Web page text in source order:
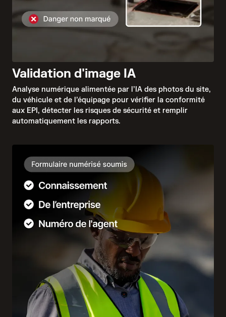
Validation d'image IA
Analyse numérique alimentée par l’IA des photos du site,
du véhicule et de l’équipage pour vérifier la conformité
aux EPI, détecter les risques de sécurité et remplir
automatiquement les rapports.